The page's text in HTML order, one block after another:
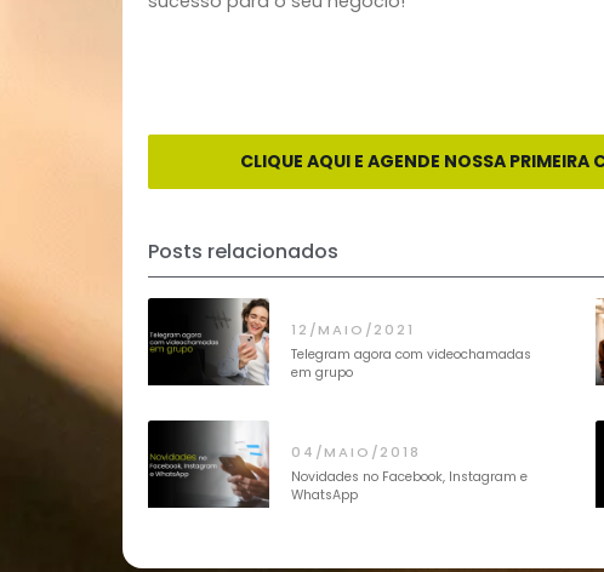
Adaptar-se a essas novas regras não é
Quais dessas orientações você já está
Entre em contatocom a On e transforme
Posts relacionados